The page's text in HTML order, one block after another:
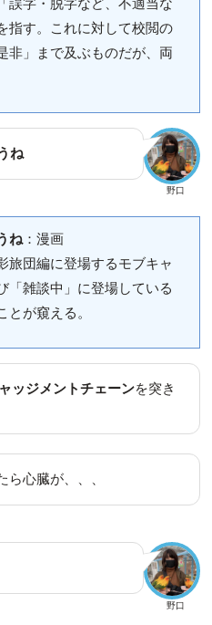
誤字・脱字など、不適当な
指す。これに対して校閲の
非」まで及ぶものだが、両
野口
ね
ね：漫画
旅団編に登場するモブキャ
「雑談中」に登場している
が窺える。
ッジメントチェーンを突き
ら心臓が、、、
野口